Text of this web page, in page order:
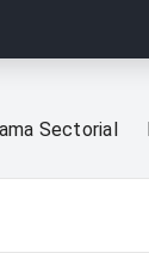
Sectorial